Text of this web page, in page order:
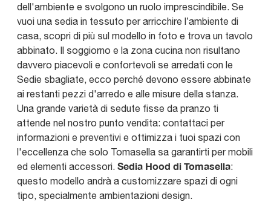
dell'ambiente e svolgono un ruolo imprescindibile. Se
vuoi una sedia in tessuto per arricchire l’ambiente di
casa, scopri di più sul modello in foto e trova un tavolo
abbinato. Il soggiorno e la zona cucina non risultano
davvero piacevoli e confortevoli se arredati con le
Sedie sbagliate, ecco perché devono essere abbinate
ai restanti pezzi d'arredo e alle misure della stanza.
Una grande varietà di sedute fisse da pranzo ti
attende nel nostro punto vendita: contattaci per
informazioni e preventivi e ottimizza i tuoi spazi con
l'eccellenza che solo Tomasella sa garantirti per mobili
ed elementi accessori. Sedia Hood di Tomasella:
questo modello andrà a customizzare spazi di ogni
tipo, specialmente ambientazioni design.